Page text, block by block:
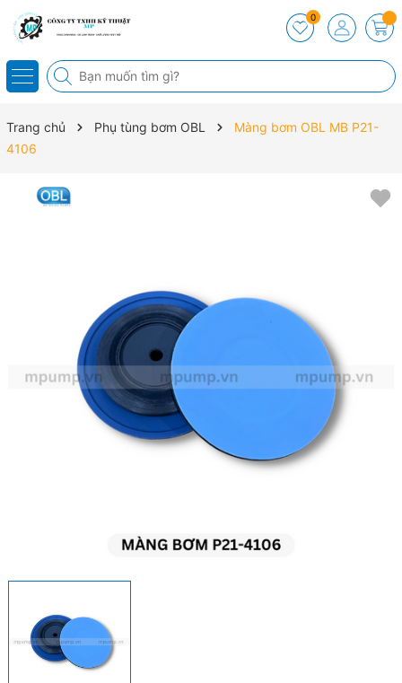
0
Trang chủ Phụ tùng bơm OBL
Màng bơm OBL MB P21-
4106